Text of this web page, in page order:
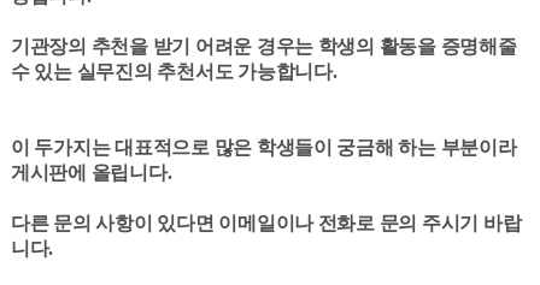
기관장의 추천을 받기 어려운 경우는 학생의 활동을 증명해줄
수 있는 실무진의 추천서도 가능합니다.
이 두가지는 대표적으로 많은 학생들이 궁금해 하는 부분이라
게시판에 올립니다.
다른 문의 사항이 있다면 이메일이나 전화로 문의 주시기 바랍
니다.